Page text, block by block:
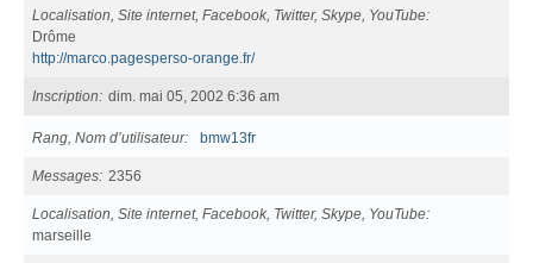
Localisation, Site internet, Facebook, Twitter, Skype, YouTube
Drôme
http://marco.pagesperso-orange.fr/
Inscription dim. mai 05, 2002 6:36 am
Rang, Nom d’utilisateur bmw13fr
Messages 2356
Localisation, Site internet, Facebook, Twitter, Skype, YouTube
marseille